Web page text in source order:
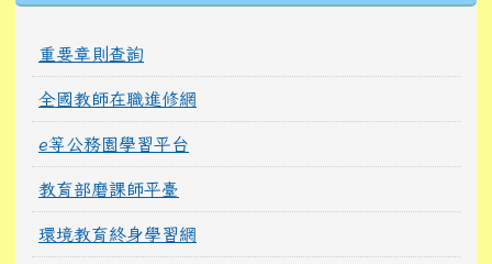
重要章則查詢
全國教師在職進修網
e等公務園學習平台
教育部磨課師平臺
環境教育終身學習網